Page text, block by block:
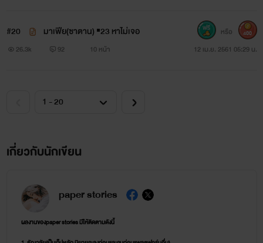
#20 มาเฟีย(ซาตาน) ▪23 หาไม่เจอ
26.3k 92 10 หน้า 12 เม.ย. 2561 05:29 น.
หรือ 400
เกี่ยวกับนักเขียน
paper stories
ผลงานของpaper stories มีให้ติดตามดังนี้